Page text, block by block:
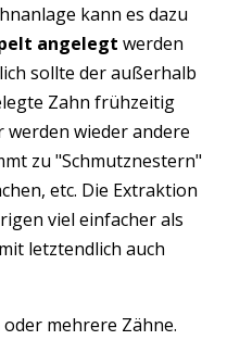
kann es dazu
angelegt werden
sollte der außerhalb
Zahn frühzeitig
wieder andere
zu "Schmutznestern"
etc. Die Extraktion
viel einfacher als
letztendlich auch
mehrere Zähne.